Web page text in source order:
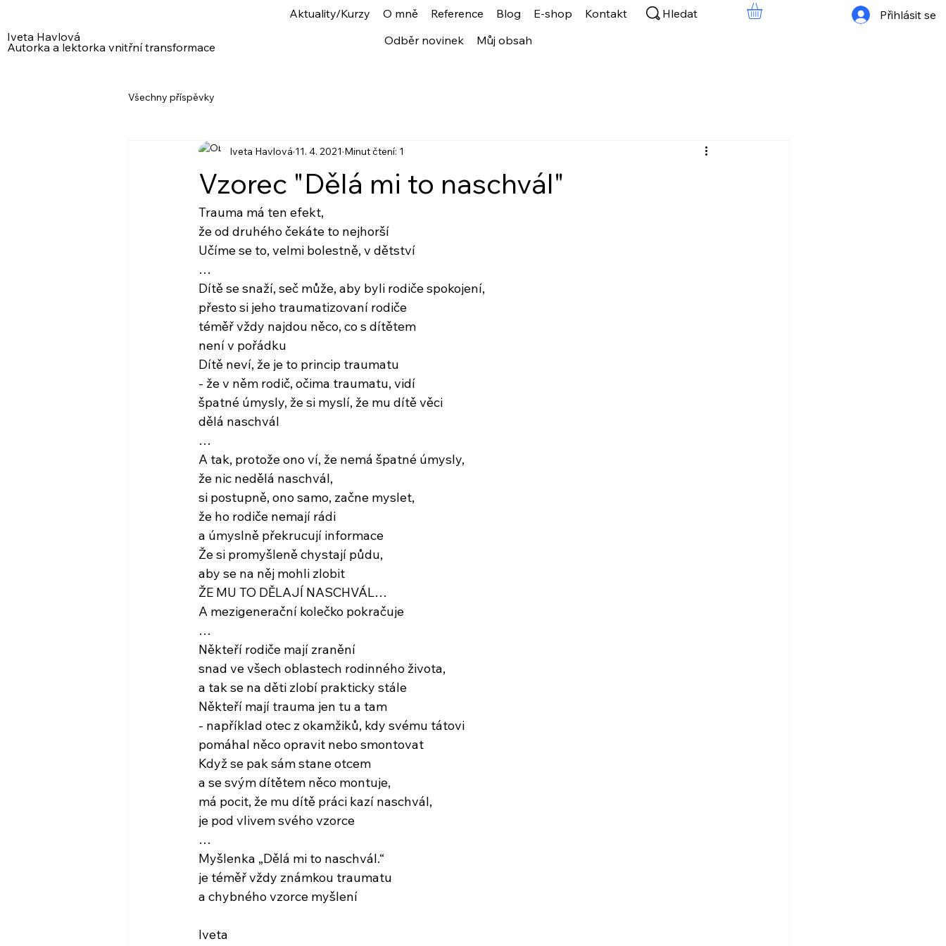
Iveta Havlová
Autorka a lektorka vnitřní transformace
Aktuality/Kurzy O mně Reference Blog E-shop
Kontakt
Odběr novinek
Můj obsah
Přihlásit se
Hledat
Všechny příspěvky
Vzorec "Dělá mi to naschvál"
Iveta Havlová 11. 4. 2021 Minut čtení: 1
Trauma má ten efekt,
že od druhého čekáte to nejhorší
Učíme se to, velmi bolestně, v dětství
…
Dítě se snaží, seč může, aby byli rodiče spokojení,
přesto si jeho traumatizovaní rodiče
téměř vždy najdou něco, co s dítětem
není v pořádku
Dítě neví, že je to princip traumatu
- že v něm rodič, očima traumatu, vidí
špatné úmysly, že si myslí, že mu dítě věci
dělá naschvál
…
A tak, protože ono ví, že nemá špatné úmysly,
že nic nedělá naschvál,
si postupně, ono samo, začne myslet,
že ho rodiče nemají rádi
a úmyslně překrucují informace
Že si promyšleně chystají půdu,
aby se na něj mohli zlobit
ŽE MU TO DĚLAJÍ NASCHVÁL…
A mezigenerační kolečko pokračuje
…
Někteří rodiče mají zranění
snad ve všech oblastech rodinného života,
a tak se na děti zlobí prakticky stále
Někteří mají trauma jen tu a tam
- například otec z okamžiků, kdy svému tátovi
pomáhal něco opravit nebo smontovat
Když se pak sám stane otcem
a se svým dítětem něco montuje,
má pocit, že mu dítě práci kazí naschvál,
je pod vlivem svého vzorce
…
Myšlenka „Dělá mi to naschvál.“
je téměř vždy známkou traumatu
a chybného vzorce myšlení
Iveta